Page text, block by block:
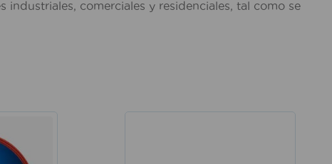
comerciales y residenciales, tal como se